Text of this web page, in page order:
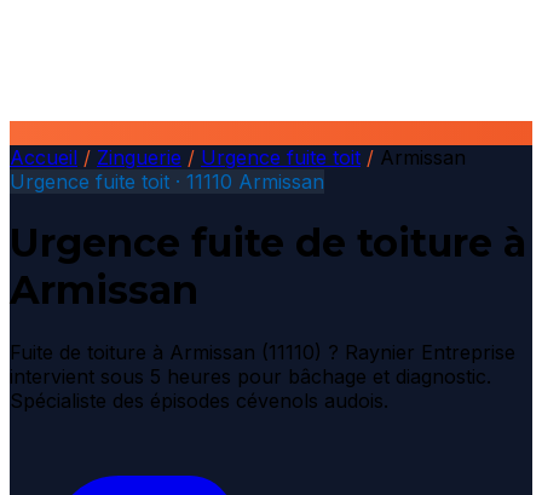
Accueil / Zinguerie / Urgence fuite toit / Armissan
Urgence fuite toit · 11110 Armissan
Urgence fuite de toiture à
Armissan
Fuite de toiture à Armissan (11110) ? Raynier Entreprise
intervient sous 5 heures pour bâchage et diagnostic.
Spécialiste des épisodes cévenols audois.